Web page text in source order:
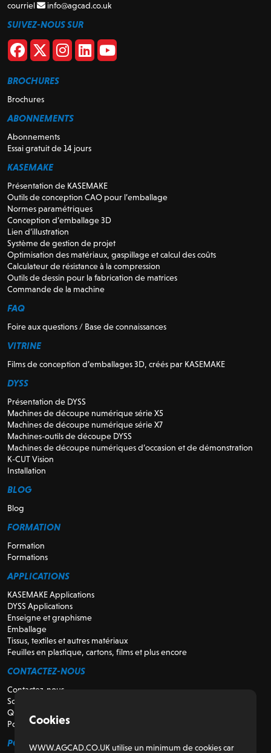
courriel
info@agcad.co.uk
SUIVEZ-NOUS SUR
BROCHURES
Brochures
ABONNEMENTS
Abonnements
Essai gratuit de 14 jours
KASEMAKE
Présentation de KASEMAKE
Outils de conception CAO pour l’emballage
Normes paramétriques
Conception d’emballage 3D
Lien d’illustration
Système de gestion de projet
Optimisation des matériaux, gaspillage et calcul des coûts
Calculateur de résistance à la compression
Outils de dessin pour la fabrication de matrices
Commande de la machine
FAQ
Foire aux questions / Base de connaissances
VITRINE
Films de conception d’emballages 3D, créés par KASEMAKE
DYSS
Présentation de DYSS
Machines de découpe numérique série X5
Machines de découpe numérique série X7
Machines-outils de découpe DYSS
Machines de découpe numériques d’occasion et de démonstration
K-CUT Vision
Installation
BLOG
Blog
FORMATION
Formation
Formations
APPLICATIONS
KASEMAKE Applications
DYSS Applications
Enseigne et graphisme
Emballage
Tissus, textiles et autres matériaux
Feuilles en plastique, cartons, films et plus encore
CONTACTEZ-NOUS
Contactez-nous
Soutien
Qui sommes-nous
Pour les revendeurs
POUR LES CLIENTS
Cookies
WWW.AGCAD.CO.UK utilise un minimum de cookies car